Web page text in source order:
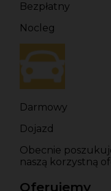
Bezpłatny
Nocleg
Darmowy
Dojazd
Obecnie
naszą korzystną
Oferujemy